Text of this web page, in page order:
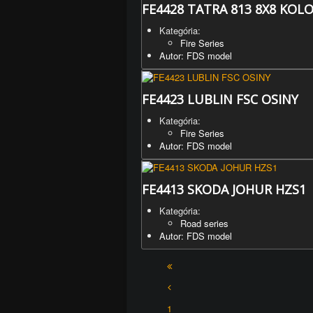
FE4428 TATRA 813 8X8
Kategória:
Fire Series
Autor: FDS model
FE4423 LUBLIN FSC OSINY
Kategória:
Fire Series
Autor: FDS model
FE4413 SKODA JOHUR HZS1
Kategória:
Road series
Autor: FDS model
1